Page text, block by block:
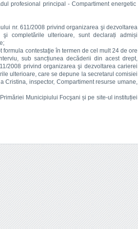
profesional principal - Compartiment energetic
nr. 611/2008 privind organizarea şi dezvoltarea
completările ulterioare, sunt declarați admiși
contestaţie în termen de cel mult 24 de ore
sub sancțiunea decăderii din acest drept,
2008 privind organizarea şi dezvoltarea carierei
ulterioare, care se depune la secretarul comisiei
Cristina, inspector, Compartiment resurse umane,
Municipiului Focşani și pe site-ul instituției